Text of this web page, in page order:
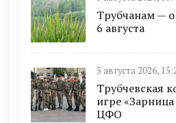
Трубчанам — о
6 августа
5 августа 2026,
Трубчевская
игре
ЦФО